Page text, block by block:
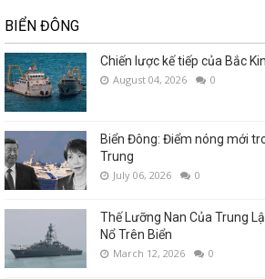
BIỂN ĐÔNG
Chiến lược kế tiếp của Bắc
August 04, 2026 0
Biển Đông: Điểm nóng mới
Trung
July 06, 2026 0
Thế Lưỡng Nan Của Trung
Nổ Trên Biển
March 12, 2026 0